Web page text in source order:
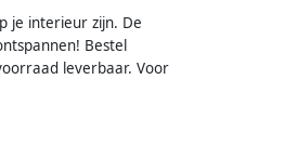
je interieur zijn. De
Bestel
leverbaar. Voor